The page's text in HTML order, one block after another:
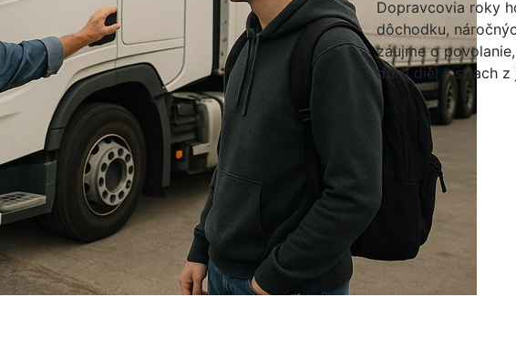
Dopravcovia roky
dôchodku,
záujme o
ďalší diel – strach